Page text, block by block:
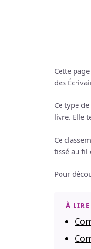
Cette
des
Ce type
livre. Elle
Ce
tissé au fil
Pour
À